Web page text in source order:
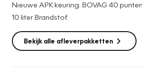
Nieuwe APK keuring. BOVAG 40
10 liter Brandstof.
Bekijk alle afleverpakketten